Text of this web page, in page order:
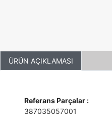
ÜRÜN AÇIKLAMASI
Referans Parçalar :
387035057001